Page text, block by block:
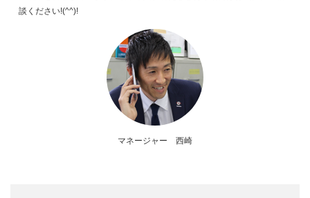
談ください!(^^)!
マネージャー 西崎